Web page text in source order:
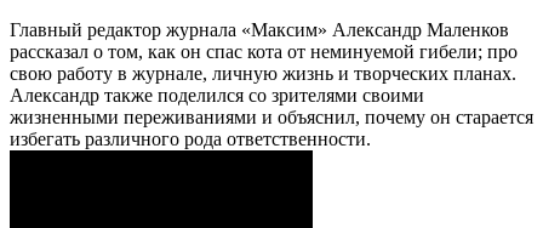
Главный редактор журнала «Максим» Александр Маленков
рассказал о том, как он спас кота от неминуемой гибели; про
свою работу в журнале, личную жизнь и творческих планах.
Александр также поделился со зрителями своими
жизненными переживаниями и объяснил, почему он старается
избегать различного рода ответственности.